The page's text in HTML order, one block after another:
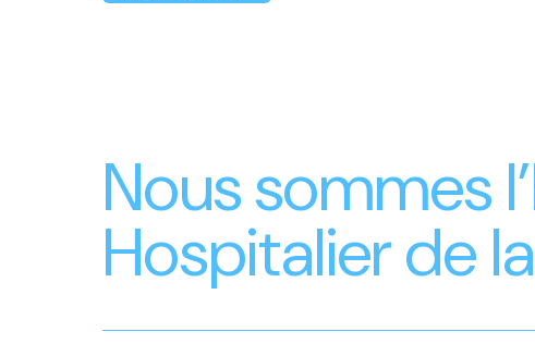
Nous sommes
Hospitalier de